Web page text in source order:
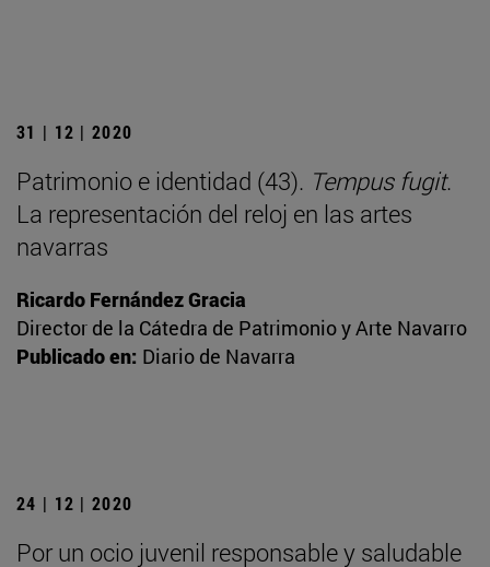
31 | 12 | 2020
Patrimonio e identidad (43). Tempus fugit.
La representación del reloj en las artes
navarras
Ricardo Fernández Gracia
Director de la Cátedra de Patrimonio y Arte Navarro
Publicado en: Diario de Navarra
24 | 12 | 2020
Por un ocio juvenil responsable y saludable